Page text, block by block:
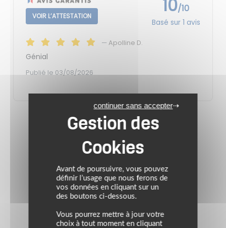
VOIR L’ATTESTATION 10/10
Basé sur 1 avis
—Apolline D.
Génial
Publié le 03/08/2026
NOTRE SÉLECTION DE PRODUITS SIMILAIRES
À DÉCOUVRIR
VIDÉO TEST
Avant de poursuivre, vous pouvez
définir l’usage que nous ferons de
vos données en cliquant sur un
des boutons ci-dessous.
Vous pourrez mettre à jour votre
choix à tout moment en cliquant
continuer sans accepter